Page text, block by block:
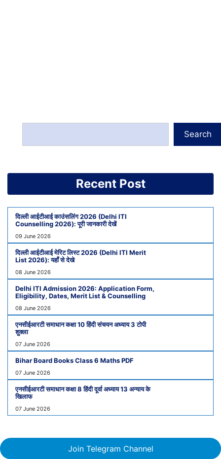
Search
Recent Post
दिल्ली आईटीआई काउंसलिंग 2026 (Delhi ITI
Counselling 2026): पूरी जानकारी देखें
09 June 2026
दिल्ली आईटीआई मेरिट लिस्ट 2026 (Delhi ITI Merit
List 2026): यहाँ से देखे
08 June 2026
Delhi ITI Admission 2026: Application Form,
Eligibility, Dates, Merit List & Counselling
08 June 2026
एनसीईआरटी समाधान कक्षा 10 हिंदी संचयन अध्याय 3 टोपी
शुक्ला
07 June 2026
Bihar Board Books Class 6 Maths PDF
07 June 2026
एनसीईआरटी समाधान कक्षा 8 हिंदी दूर्वा अध्याय 13 अन्याय के
खिलाफ
07 June 2026
Join Telegram Channel